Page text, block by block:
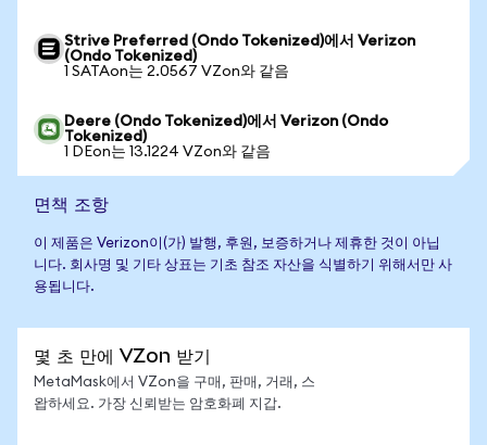
Strive Preferred (Ondo Tokenized)에서 Verizon
(Ondo Tokenized)
1 SATAon는 2.0567 VZon와 같음
Deere (Ondo Tokenized)에서 Verizon (Ondo
Tokenized)
1 DEon는 13.1224 VZon와 같음
면책 조항
이 제품은 Verizon이(가) 발행, 후원, 보증하거나 제휴한 것이 아닙
니다. 회사명 및 기타 상표는 기초 참조 자산을 식별하기 위해서만 사
용됩니다.
몇 초 만에 VZon 받기
MetaMask에서 VZon을 구매, 판매, 거래, 스
왑하세요. 가장 신뢰받는 암호화폐 지갑.